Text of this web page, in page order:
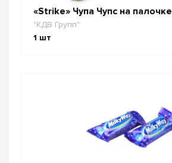
«Strike» Чупа Чупс на палочке
"КДВ Групп"
1 шт